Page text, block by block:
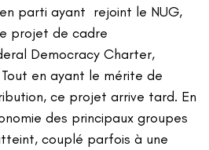
parti ayant rejoint le NUG,
projet de cadre
Democracy Charter,
en ayant le mérite de
ce projet arrive tard. En
des principaux groupes
couplé parfois à une